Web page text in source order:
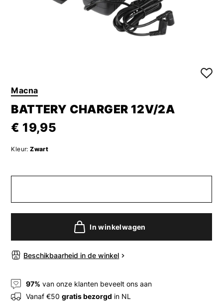
Macna
BATTERY CHARGER 12V/2A
€ 19,95
Kleur: Zwart
In winkelwagen
Beschikbaarheid in de winkel
97% van onze klanten beveelt ons aan
Vanaf €50gratis bezorgd in NL